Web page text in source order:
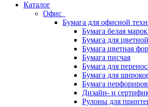
Каталог
Офис
Бумага для офисной
Бумага белая
Бумага для
Бумага цветная
Бумага писчая
Бумага для
Бумага для
Бумага
Дизайн- и
Рулоны для